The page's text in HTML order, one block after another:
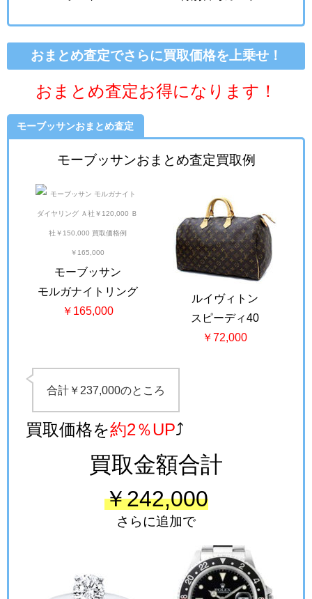
おまとめ査定でさらに買取価格を上乗せ！
おまとめ査定お得になります！
モーブッサンおまとめ査定
モーブッサンおまとめ査定買取例
モーブッサン
モルガナイトリング
￥165,000
ルイヴィトン
スピーディ40
￥72,000
合計￥237,000のところ
買取価格を約2％UP⤴
買取金額合計
￥242,000
さらに追加で